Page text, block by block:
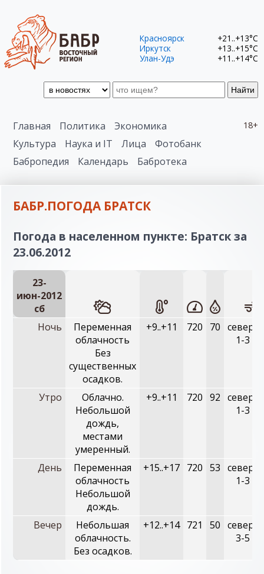
Найти
Красноярск
+21..+13°C
Иркутск
+13..+15°C
Улан-Удэ
+11..+14°C
18+
Главная Политика
Экономика
Культура
Наука и IT Лица
Фотобанк
Бабропедия
Календарь Бабротека
БАБР.ПОГОДА БРАТСК
Погода в населенном пункте: Братск за
23.06.2012
23-
июн-2012
сб
Ночь
Переменная
облачность
Без
существенных
осадков.
+9..+11 720 70
1-3 м/
Утро
Облачно.
Небольшой
дождь,
местами
умеренный.
+9..+11 720 92
1-3 м/
День
Переменная
облачность
Небольшой
дождь.
+15..+17 720 53
1-3 м/
Вечер
Небольшая
облачность.
Без осадков.
+12..+14 721 50
3-5 м/